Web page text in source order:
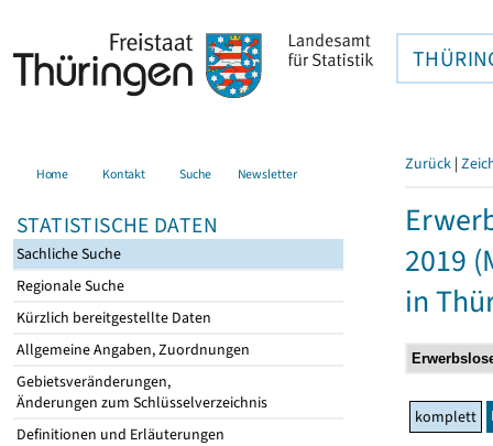
Home Kontakt Suche Newsletter
STATISTISCHE DATEN
Sachliche Suche
Regionale Suche
Kürzlich bereitgestellte Daten
Allgemeine Angaben, Zuordnungen
Gebietsveränderungen,
Änderungen zum Schlüsselverzeichnis
Definitionen und Erläuterungen
Zurück |
2019
in
komplett